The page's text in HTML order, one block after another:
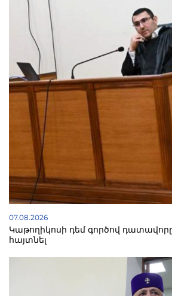
07.08.2026
Կաթողիկոսի դեմ գործով
հայտնել